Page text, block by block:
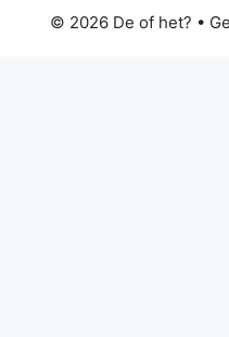
© 2026 De of het? •